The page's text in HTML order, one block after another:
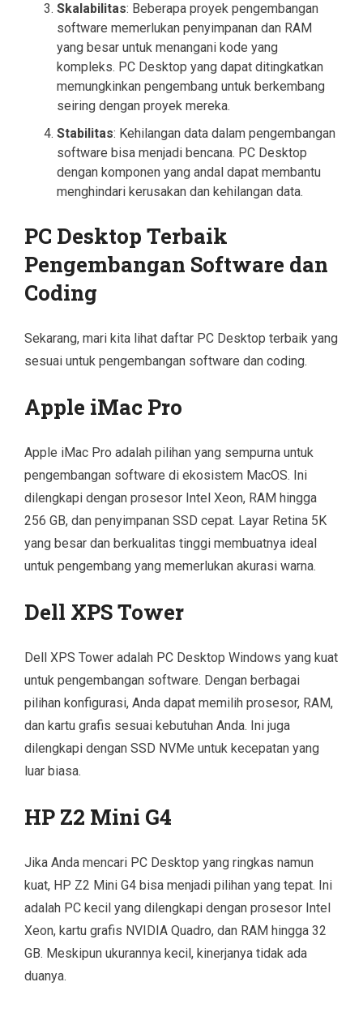
Skalabilitas: Beberapa proyek pengembangan
software memerlukan penyimpanan dan RAM
yang besar untuk menangani kode yang
kompleks. PC Desktop yang dapat ditingkatkan
memungkinkan pengembang untuk berkembang
seiring dengan proyek mereka.
Stabilitas: Kehilangan data dalam pengembangan
software bisa menjadi bencana. PC Desktop
dengan komponen yang andal dapat membantu
menghindari kerusakan dan kehilangan data.
PC Desktop Terbaik
Pengembangan Software dan
Coding
Sekarang, mari kita lihat daftar PC Desktop terbaik yang
sesuai untuk pengembangan software dan coding.
Apple iMac Pro
Apple iMac Pro adalah pilihan yang sempurna untuk
pengembangan software di ekosistem MacOS. Ini
dilengkapi dengan prosesor Intel Xeon, RAM hingga
256 GB, dan penyimpanan SSD cepat. Layar Retina 5K
yang besar dan berkualitas tinggi membuatnya ideal
untuk pengembang yang memerlukan akurasi warna.
Dell XPS Tower
Dell XPS Tower adalah PC Desktop Windows yang kuat
untuk pengembangan software. Dengan berbagai
pilihan konfigurasi, Anda dapat memilih prosesor, RAM,
dan kartu grafis sesuai kebutuhan Anda. Ini juga
dilengkapi dengan SSD NVMe untuk kecepatan yang
luar biasa.
HP Z2 Mini G4
Jika Anda mencari PC Desktop yang ringkas namun
kuat, HP Z2 Mini G4 bisa menjadi pilihan yang tepat. Ini
adalah PC kecil yang dilengkapi dengan prosesor Intel
Xeon, kartu grafis NVIDIA Quadro, dan RAM hingga 32
GB. Meskipun ukurannya kecil, kinerjanya tidak ada
duanya.